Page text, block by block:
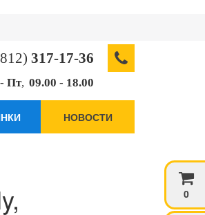
0
317-17-36
- Пт, 09.00 - 18.00
НОВОСТИ